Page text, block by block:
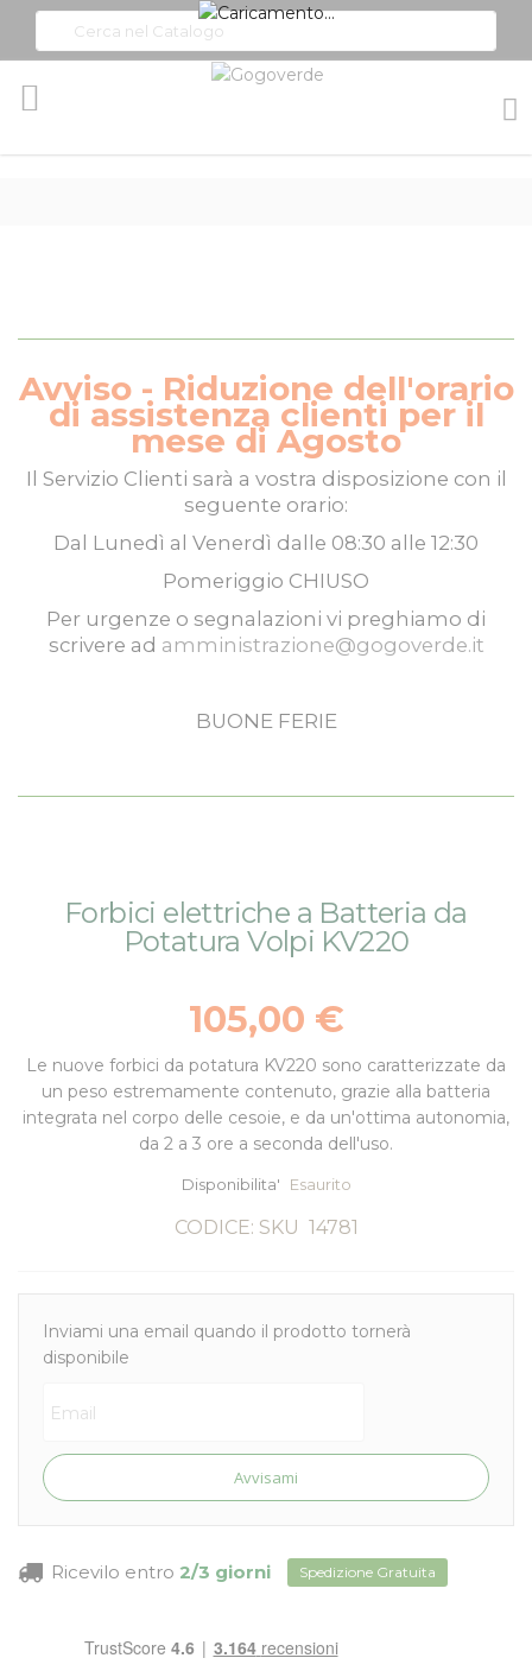
Avviso - Riduzione dell'orario
di assistenza clienti per il
mese di Agosto
Il Servizio Clienti sarà a vostra disposizione con il
seguente orario:
Dal Lunedì al Venerdì dalle 08:30 alle 12:30
Pomeriggio CHIUSO
Per urgenze o segnalazioni vi preghiamo di
scrivere ad amministrazione@gogoverde.it
BUONE FERIE
all'inizioForbici elettriche a Batteria da
Potatura Volpi KV220
105,00 €
Le nuove forbici da potatura KV220 sono caratterizzate da
un peso estremamente contenuto, grazie alla batteria
integrata nel corpo delle cesoie, e da un'ottima autonomia,
da 2 a 3 ore a seconda dell'uso.
Disponibilita' Esaurito
CODICE: SKU 14781
Inviami una email quando il prodotto tornerà
disponibile
Avvisami
Ricevilo entro 2/3 giorni Spedizione Gratuita